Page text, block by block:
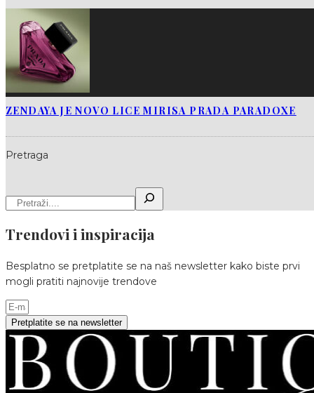
ZENDAYA JE NOVO LICE MIRISA PRADA PARADOXE
Pretraga
Trendovi i inspiracija
Besplatno se pretplatite se na naš newsletter kako biste prvi
mogli pratiti najnovije trendove
Pretplatite se na newsletter